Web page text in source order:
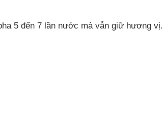
5 đến 7 lần nước mà vẫn giữ hương vị.